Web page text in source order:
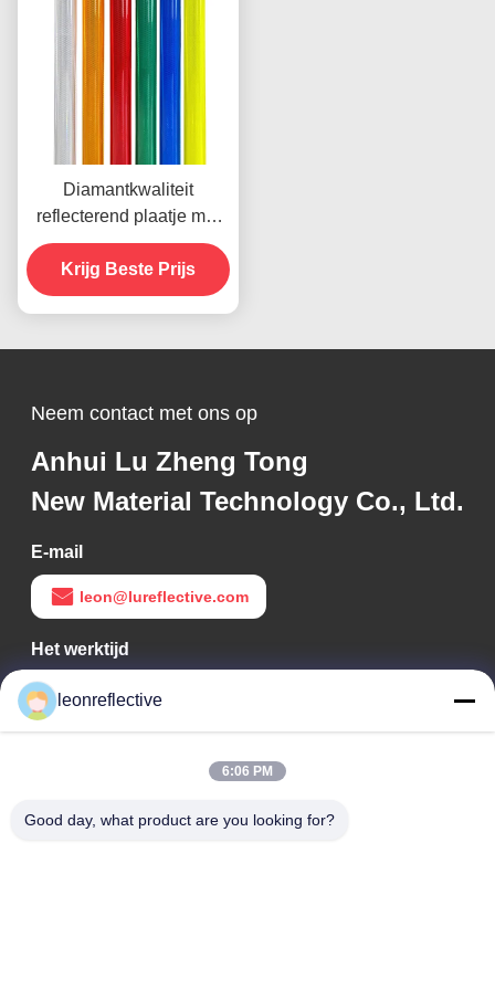
Diamantkwaliteit
reflecterend plaatje met
microprismatische
technologie voor 10 jaar
levensduur
Krijg Beste Prijs
Neem contact met ons op
Anhui Lu Zheng Tong
New Material Technology Co., Ltd.
E-mail
leon@lureflective.com
Het werktijd
9:00-18:00
Ons adres
Technology Park, High-tech Zone, Hefei, Anhui, China
leonreflective
6:06 PM
Good day, what product are you looking for?